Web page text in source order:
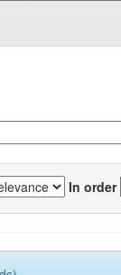
In order